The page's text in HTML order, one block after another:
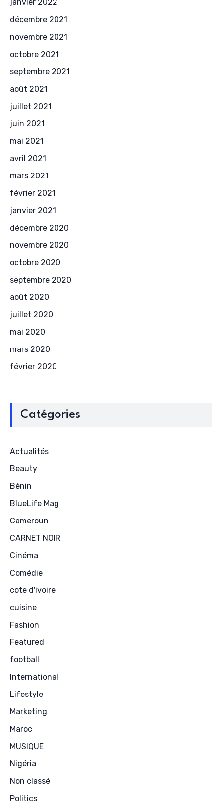
janvier 2022
décembre 2021
novembre 2021
octobre 2021
septembre 2021
août 2021
juillet 2021
juin 2021
mai 2021
avril 2021
mars 2021
février 2021
janvier 2021
décembre 2020
novembre 2020
octobre 2020
septembre 2020
août 2020
juillet 2020
mai 2020
mars 2020
février 2020
Catégories
Actualités
Beauty
Bénin
BlueLife Mag
Cameroun
CARNET NOIR
Cinéma
Comédie
cote d'ivoire
cuisine
Fashion
Featured
football
International
Lifestyle
Marketing
Maroc
MUSIQUE
Nigéria
Non classé
Politics